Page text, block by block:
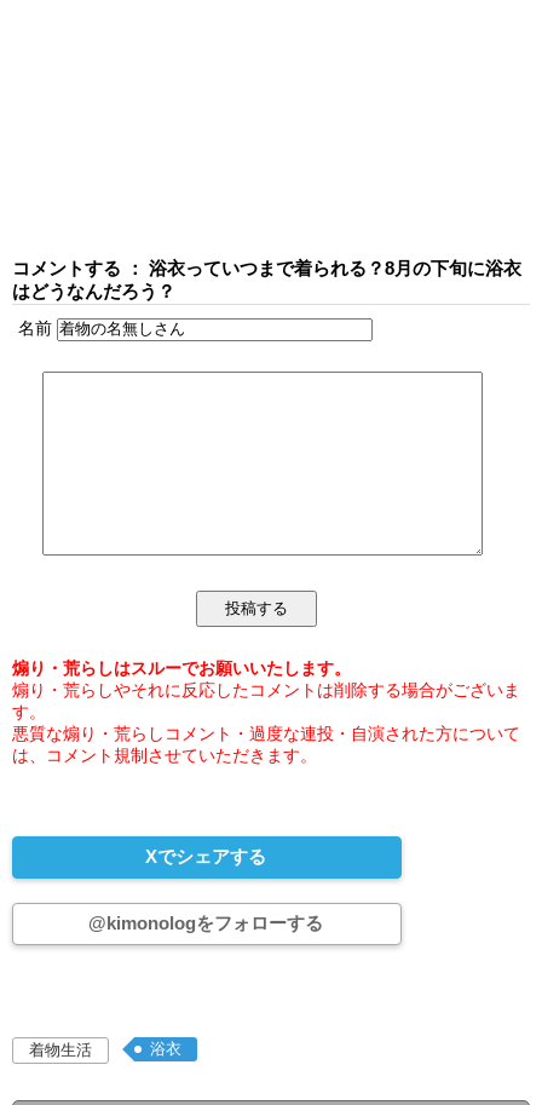
コメントする ： 浴衣っていつまで着られる？8月の下旬に浴衣
はどうなんだろう？
名前
煽り・荒らしはスルーでお願いいたします。
煽り・荒らしやそれに反応したコメントは削除する場合がございま
す。
悪質な煽り・荒らしコメント・過度な連投・自演された方について
は、コメント規制させていただきます。
Xでシェアする
@kimonologをフォローする
着物生活 浴衣